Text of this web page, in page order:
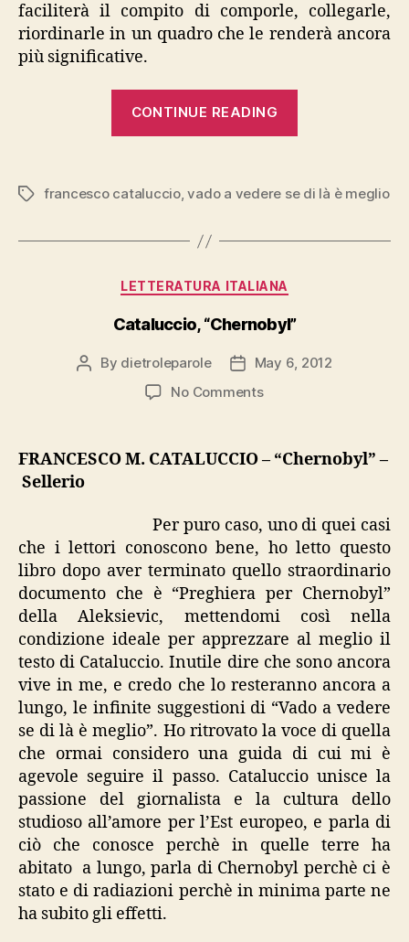
faciliterà il compito di comporle, collegarle,
riordinarle in un quadro che le renderà ancora
più significative.
CONTINUE READING
se
là
Tagsfrancesco cataluccio,vado a vedere se di là è meglio
Categories
LETTERATURA ITALIANA
Cataluccio, “Chernobyl”
Post
By dietroleparole
PostMay 6, 2012
No Commentson
FRANCESCO M. CATALUCCIO – “Chernobyl” –
Sellerio
Per puro caso, uno di quei casi
che i lettori conoscono bene, ho letto questo
libro dopo aver terminato quello straordinario
documento che è “Preghiera per Chernobyl”
della Aleksievic, mettendomi così nella
condizione ideale per apprezzare al meglio il
testo di Cataluccio. Inutile dire che sono ancora
vive in me, e credo che lo resteranno ancora a
lungo, le infinite suggestioni di “Vado a vedere
se di là è meglio”. Ho ritrovato la voce di quella
che ormai considero una guida di cui mi è
agevole seguire il passo. Cataluccio unisce la
passione del giornalista e la cultura dello
studioso all’amore per l’Est europeo, e parla di
ciò che conosce perchè in quelle terre ha
abitato a lungo, parla di Chernobyl perchè ci è
stato e di radiazioni perchè in minima parte ne
ha subito gli effetti.